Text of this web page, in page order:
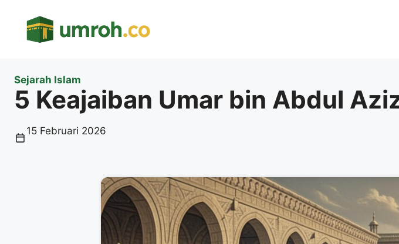
Sejarah Islam
5 Keajaiban Umar bin Abdul
15 Februari 2026